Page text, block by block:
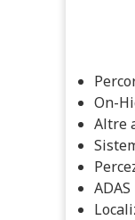
On-
Altre
ADAS